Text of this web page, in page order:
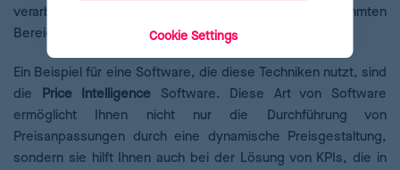
verarbeiten, um Beziehungen zwischen bestimmten
Bereichen zu erhalten.
Ein Beispiel für eine Software, die diese Techniken nutzt, sind
die Price Intelligence Software. Diese Art von Software
ermöglicht Ihnen nicht nur die Durchführung von
Preisanpassungen durch eine dynamische Preisgestaltung,
sondern sie hilft Ihnen auch bei der Lösung von KPIs, die in
Cookie Settings